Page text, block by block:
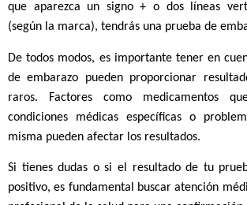
que aparezca un signo + o dos líneas
(según la marca), tendrás una prueba de
De todos modos, es importante tener en
de embarazo pueden proporcionar
raros. Factores como medicamentos
condiciones médicas específicas o
misma pueden afectar los resultados.
Si tienes dudas o si el resultado de tu
positivo, es fundamental buscar atención